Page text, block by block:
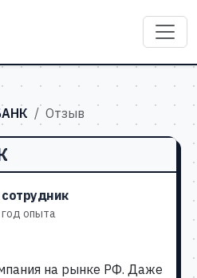
Отзыв
год опыта
на рынке РФ. Даже